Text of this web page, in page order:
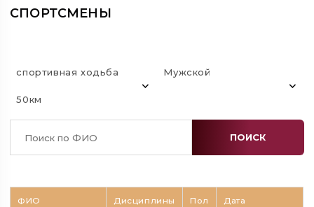
СПОРТСМЕНЫ
спортивная ходьба
50км
Мужской
ПОИСК
ФИО
Дисциплины Пол
Дата